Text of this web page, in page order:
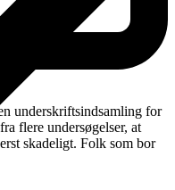
underskriftsindsamling for
flere undersøgelser, at
skadeligt. Folk som bor